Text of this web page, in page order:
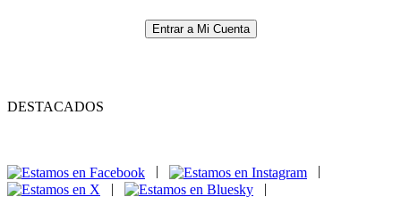
Entrar a Mi Cuenta
DESTACADOS
|
|